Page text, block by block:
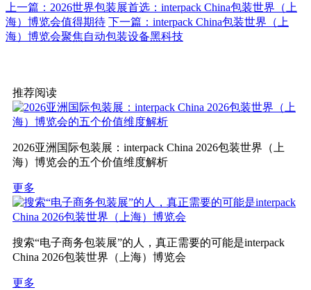
上一篇：2026世界包装展首选：interpack China包装世界（上
海）博览会值得期待 下一篇：interpack China包装世界（上
海）博览会聚焦自动包装设备黑科技
推荐阅读
2026亚洲国际包装展：interpack China 2026包装世界（上
海）博览会的五个价值维度解析
更多
搜索“电子商务包装展”的人，真正需要的可能是interpack
China 2026包装世界（上海）博览会
更多